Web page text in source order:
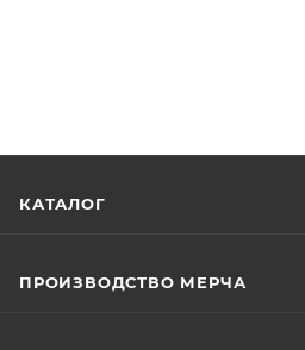
КАТАЛОГ
ПРОИЗВОДСТВО МЕРЧА